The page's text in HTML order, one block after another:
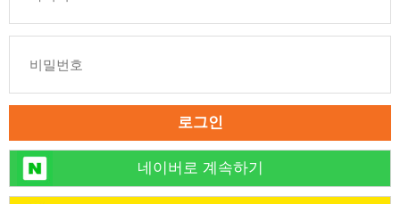
🏆대한민국 최대 15층 규모 지방흡입 특화 병원🏆
🏆대한민국 최다 지방흡입 케이스 370,884건🏆
로그인
네이버로 계속하기